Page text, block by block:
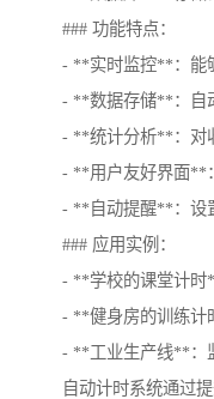
### 功能特点：
- **实时监控**：能
- **数据存储**：自
- **统计分析**：对
- **用户友好界面**
- **自动提醒**：设
### 应用实例：
- **学校的课堂计时
- **健身房的训练计
- **工业生产线**：
自动计时系统通过